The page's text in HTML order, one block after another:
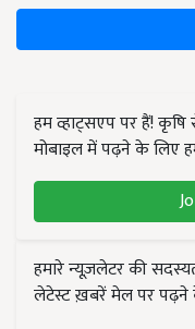
हम व्हाट्सएप पर हैं!
मोबाइल में पढ़ने के लिए
हमारे न्यूज़लेटर की
लेटेस्ट ख़बरें मेल पर पढ़ने